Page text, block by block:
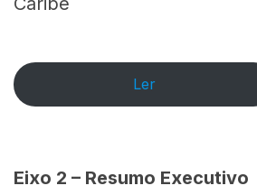
Ler
Eixo 2 – Resumo Executivo